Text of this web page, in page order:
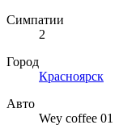
Симпатии
2
Город
Красноярск
Авто
Wey coffee 01